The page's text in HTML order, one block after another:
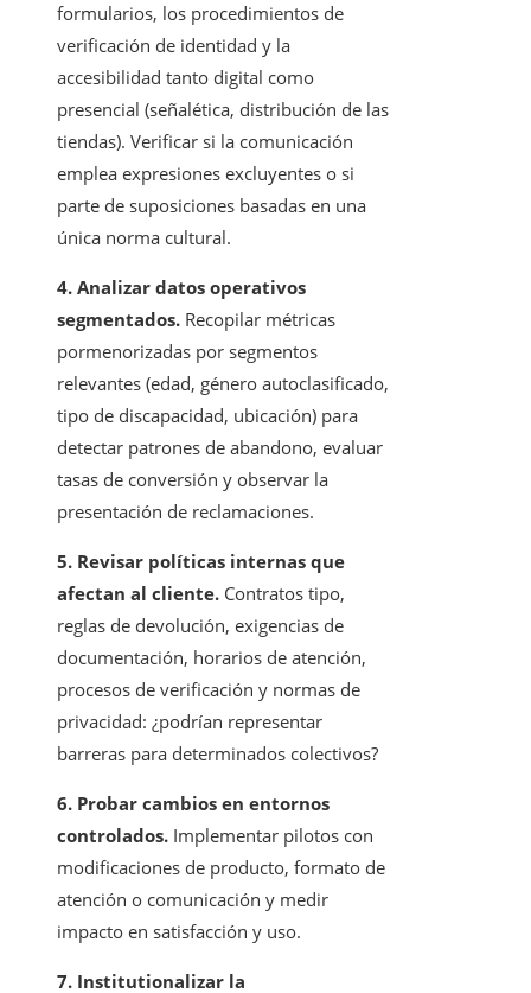
formularios, los procedimientos de
verificación de identidad y la
accesibilidad tanto digital como
presencial (señalética, distribución de las
tiendas). Verificar si la comunicación
emplea expresiones excluyentes o si
parte de suposiciones basadas en una
única norma cultural.
4. Analizar datos operativos
segmentados. Recopilar métricas
pormenorizadas por segmentos
relevantes (edad, género autoclasificado,
tipo de discapacidad, ubicación) para
detectar patrones de abandono, evaluar
tasas de conversión y observar la
presentación de reclamaciones.
5. Revisar políticas internas que
afectan al cliente. Contratos tipo,
reglas de devolución, exigencias de
documentación, horarios de atención,
procesos de verificación y normas de
privacidad: ¿podrían representar
barreras para determinados colectivos?
6. Probar cambios en entornos
controlados. Implementar pilotos con
modificaciones de producto, formato de
atención o comunicación y medir
impacto en satisfacción y uso.
7. Institutionalizar la